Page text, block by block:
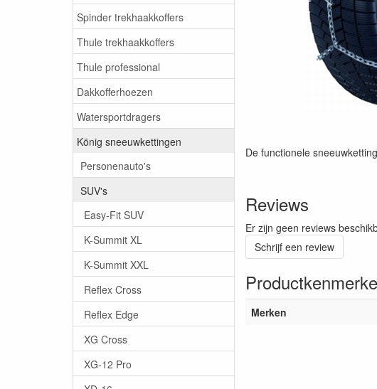
Spinder trekhaakkoffers
Thule trekhaakkoffers
Thule professional
Dakkofferhoezen
Watersportdragers
König sneeuwkettingen
Personenauto's
SUV's
Easy-Fit SUV
K-Summit XL
K-Summit XXL
Reflex Cross
Reflex Edge
XG Cross
XG-12 Pro
De functionele
Reviews
Er zijn geen reviews
Schrijf een review
Merken